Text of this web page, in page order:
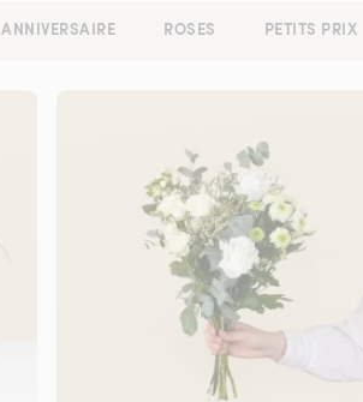
ANNIVERSAIRE ROSES PETITS PRIX